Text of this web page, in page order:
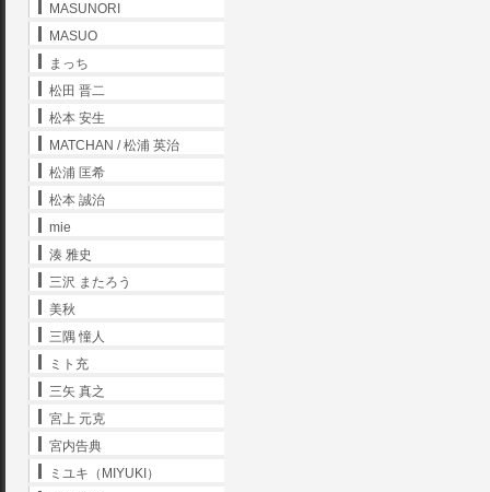
MASUNORI
MASUO
まっち
松田 晋二
松本 安生
MATCHAN / 松浦 英治
松浦 匡希
松本 誠治
mie
湊 雅史
三沢 またろう
美秋
三隅 憧人
ミト充
三矢 真之
宮上 元克
宮内告典
ミユキ（MIYUKI）